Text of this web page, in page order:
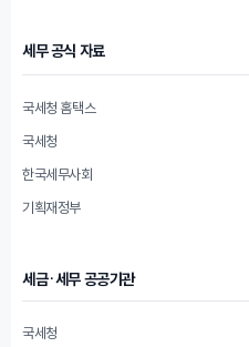
세무 공식 자료
국세청 홈택스
국세청
한국세무사회
기획재정부
세금·세무 공공기관
국세청